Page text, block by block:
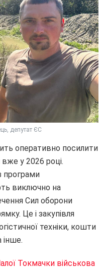
депутат ЄС
оперативно посилити
у 2026 році.
програми
виключно на
Сил оборони
Це і закупівля
техніки, кошти
інше.
Токмачки військова